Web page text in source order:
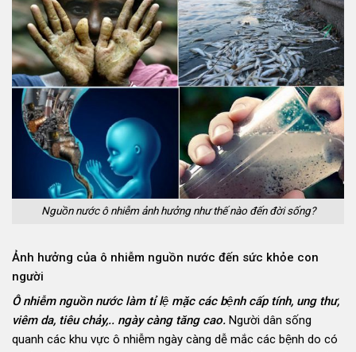
Nguồn nước ô nhiễm ảnh hưởng như thế nào đến đời sống?
Ảnh hưởng của ô nhiễm nguồn nước đến sức khỏe con
người
Ô nhiễm nguồn nước làm tỉ lệ mặc các bệnh cấp tính, ung thư,
viêm da, tiêu chảy,.. ngày càng tăng cao. Người dân sống
quanh các khu vực ô nhiễm ngày càng dễ mắc các bệnh do có